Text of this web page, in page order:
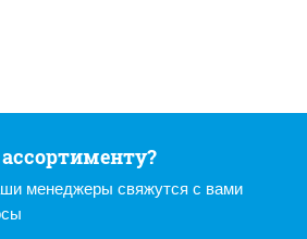
менеджеры свяжутся с вами